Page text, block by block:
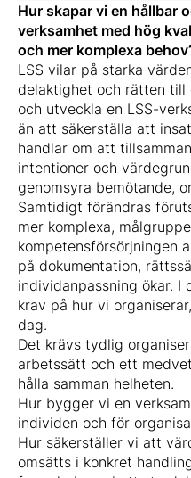
Hur skapar vi en hållbar
verksamhet med hög
och mer komplexa
LSS vilar på starka
delaktighet och rätten till
och utveckla en LSS-
än att säkerställa att
handlar om att
intentioner och
genomsyra bemötande,
Samtidigt förändras
mer komplexa,
kompetensförsörjningen
på dokumentation,
individanpassning ökar. I
krav på hur vi
dag.
Det krävs tydlig
arbetssätt och ett
hålla samman helheten.
Hur bygger vi en
individen och för
Hur säkerställer vi att
omsätts i konkret